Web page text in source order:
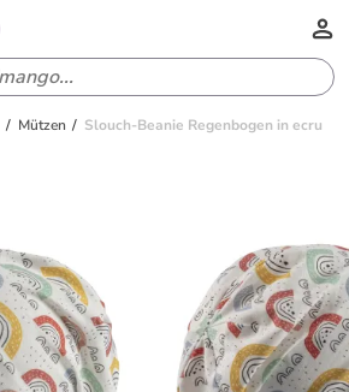
Mützen Slouch-Beanie Regenbogen in ecru